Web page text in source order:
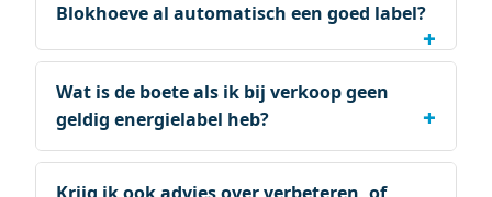
Blokhoeve al automatisch een goed label?
Wat is de boete als ik bij verkoop geen
geldig energielabel heb?